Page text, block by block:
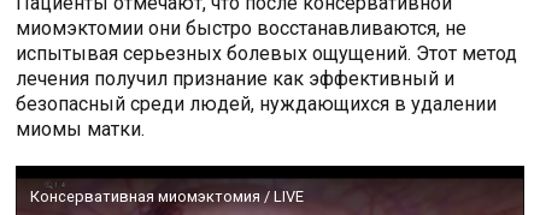
миомэктомии они быстро восстанавливаются, не
испытывая серьезных болевых ощущений. Этот метод
лечения получил признание как эффективный и
безопасный среди людей, нуждающихся в удалении
миомы матки.
Консервативная миомэктомия / LIVE